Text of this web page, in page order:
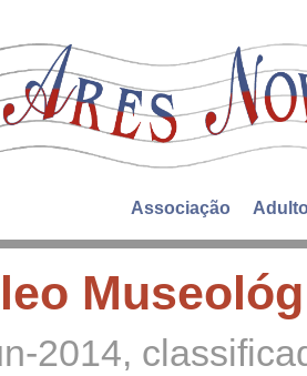
Associação
2014,